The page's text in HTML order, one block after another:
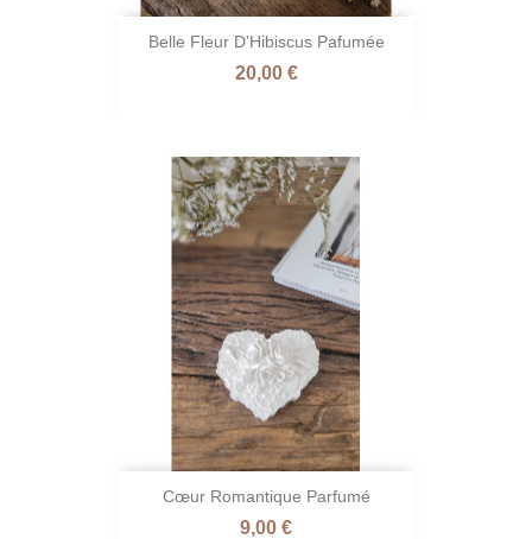
Belle Fleur D'Hibiscus Pafumée
Prix
20,00 €
Cœur Romantique Parfumé
Prix
9,00 €